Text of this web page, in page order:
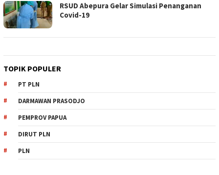
RSUD Abepura Gelar Simulasi Penanganan
Covid-19
TOPIK POPULER
PT PLN
DARMAWAN PRASODJO
PEMPROV PAPUA
DIRUT PLN
PLN